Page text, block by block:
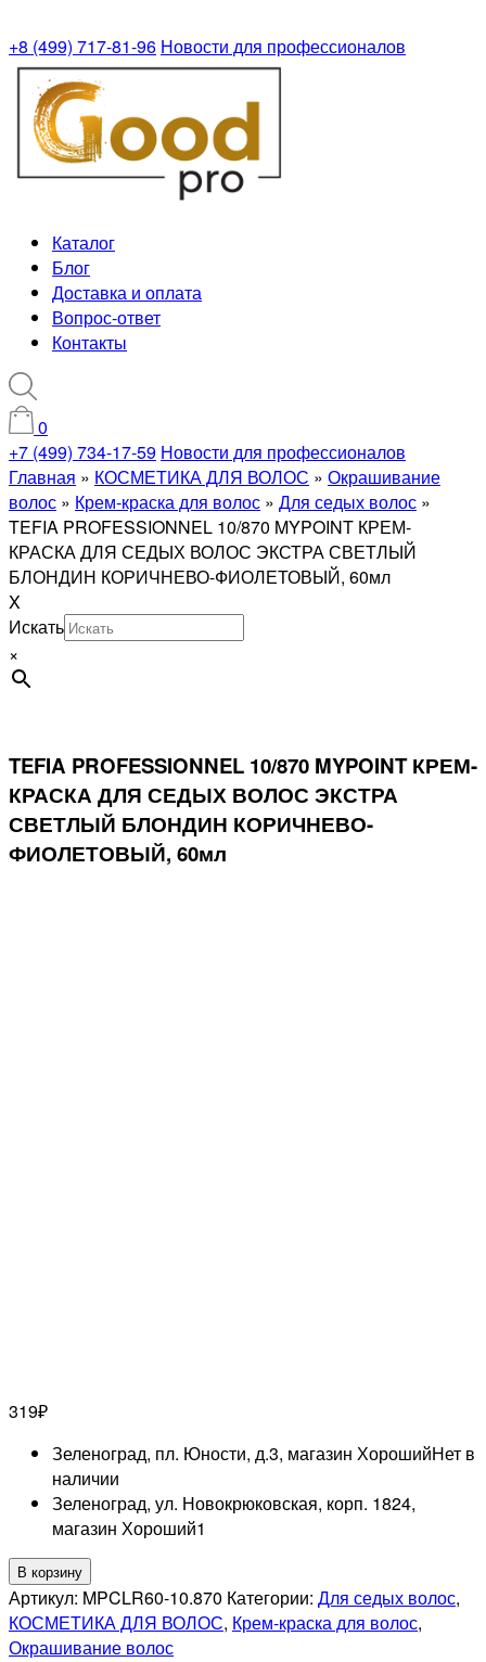
+8 (499) 717-81-96 Новости для профессионалов
Каталог
Блог
Доставка и оплата
Вопрос-ответ
Контакты
0
+7 (499) 734-17-59 Новости для профессионалов
Главная » КОСМЕТИКА ДЛЯ ВОЛОС » Окрашивание
волос » Крем-краска для волос » Для седых волос »
TEFIA PROFESSIONNEL 10/870 MYPOINT КРЕМ-
КРАСКА ДЛЯ СЕДЫХ ВОЛОС ЭКСТРА СВЕТЛЫЙ
БЛОНДИН КОРИЧНЕВО-ФИОЛЕТОВЫЙ, 60мл
X
Искать
×
TEFIA PROFESSIONNEL 10/870 MYPOINT КРЕМ-
КРАСКА ДЛЯ СЕДЫХ ВОЛОС ЭКСТРА
СВЕТЛЫЙ БЛОНДИН КОРИЧНЕВО-
ФИОЛЕТОВЫЙ, 60мл
319₽
Зеленоград, пл. Юности, д.3, магазин ХорошийНет в
наличии
Зеленоград, ул. Новокрюковская, корп. 1824,
магазин Хороший1
Количество
товара
TEFIA
PROFESSIONNEL
В корзину
Артикул: MPCLR60-10.870 Категории: Для седых волос,
КОСМЕТИКА ДЛЯ ВОЛОС, Крем-краска для волос,
Окрашивание волос